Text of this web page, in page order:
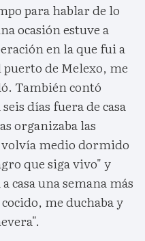
para hablar de lo
ocasión estuve a
en la que fui a
puerto de Melexo, me
También contó
días fuera de casa
organizaba las
medio dormido
que siga vivo" y
casa una semana más
me duchaba y